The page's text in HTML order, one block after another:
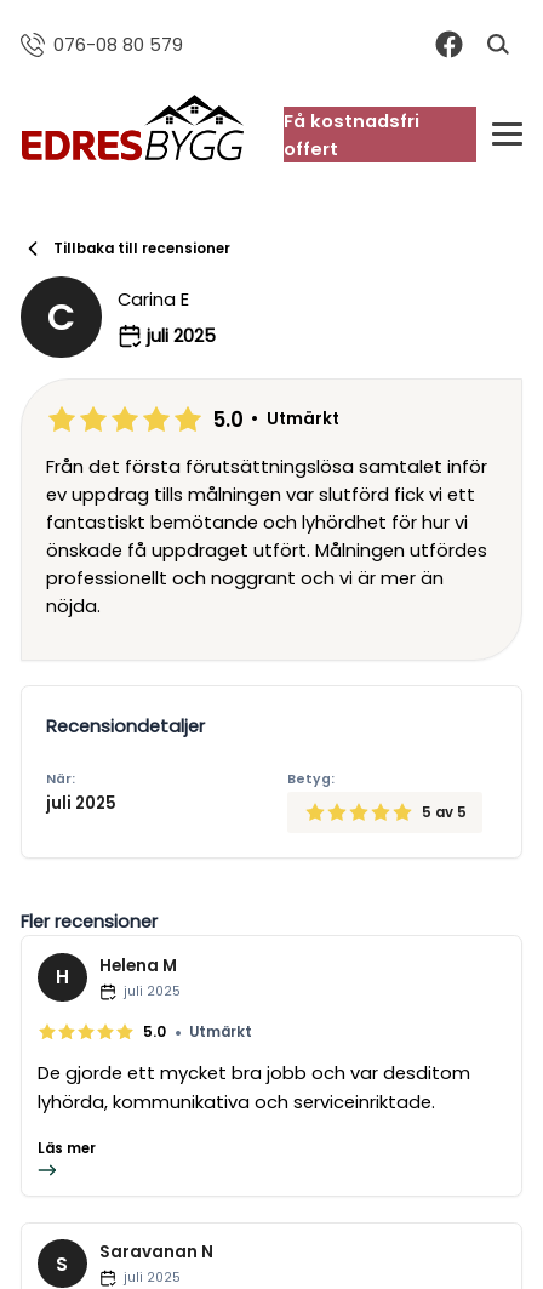
076-08 80 579
Få kostnadsfri
offert
Tillbaka till recensioner
C
Carina E
juli 2025
5.0 • Utmärkt
Från det första förutsättningslösa samtalet inför
ev uppdrag tills målningen var slutförd fick vi ett
fantastiskt bemötande och lyhördhet för hur vi
önskade få uppdraget utfört. Målningen utfördes
professionellt och noggrant och vi är mer än
nöjda.
Recensiondetaljer
När:
juli 2025
Betyg:
5 av 5
Fler recensioner
H Helena M
juli 2025
5.0 • Utmärkt
De gjorde ett mycket bra jobb och var desditom
lyhörda, kommunikativa och serviceinriktade.
Läs mer
S Saravanan N
juli 2025